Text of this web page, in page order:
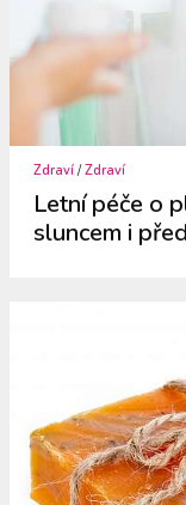
Zdraví /Zdraví
Letní péče o
sluncem i